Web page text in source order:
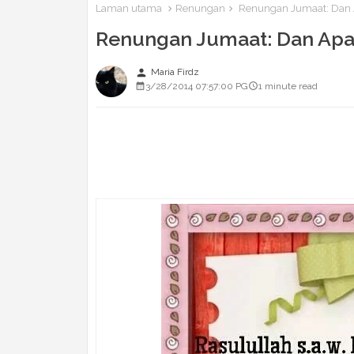
Laman utama Renungan Renungan Jumaat: Dan
Renungan Jumaat: Dan
person Maria Firdz
3/28/2014 07:57:00 PG
1 minute read